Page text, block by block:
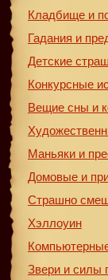
Кладбище и
Гадания и
Детские
Конкурсные
Вещие сны и
Маньяки и
Домовые и
Страшно
Хэллоуин
Звери и силы